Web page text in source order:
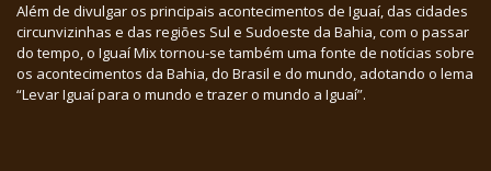
Além de divulgar os principais acontecimentos de Iguaí, das cidades
circunvizinhas e das regiões Sul e Sudoeste da Bahia, com o passar
do tempo, o Iguaí Mix tornou-se também uma fonte de notícias sobre
os acontecimentos da Bahia, do Brasil e do mundo, adotando o lema
“Levar Iguaí para o mundo e trazer o mundo a Iguaí”.